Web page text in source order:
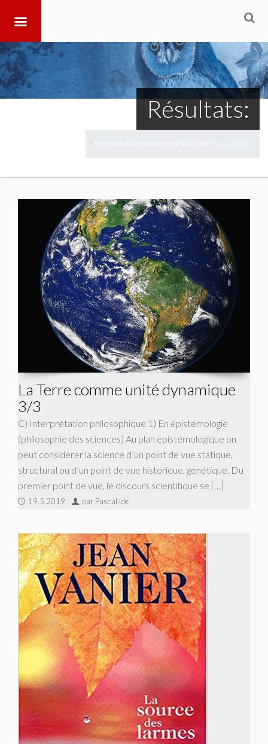
Résultats:
La Terre comme unité dynamique
3/3
C) Interprétation philosophique 1) En épistémologie
(philosophie des sciences) Au plan épistémologique on
peut considérer la science d’un point de vue statique,
structural ou d’un point de vue historique, génétique. Du
premier point de vue, le discours scientifique se […]
19.5.2019 par Pascal Ide